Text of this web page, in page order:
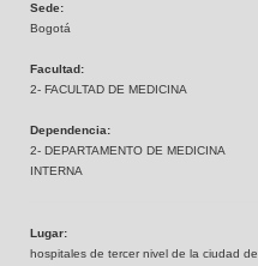
Sede:
Bogotá
Facultad:
2- FACULTAD DE MEDICINA
Dependencia:
2- DEPARTAMENTO DE MEDICINA
INTERNA
Lugar:
hospitales de tercer nivel de la ciudad de